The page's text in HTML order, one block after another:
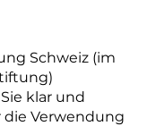
Schweiz (im
klar und
Verwendung